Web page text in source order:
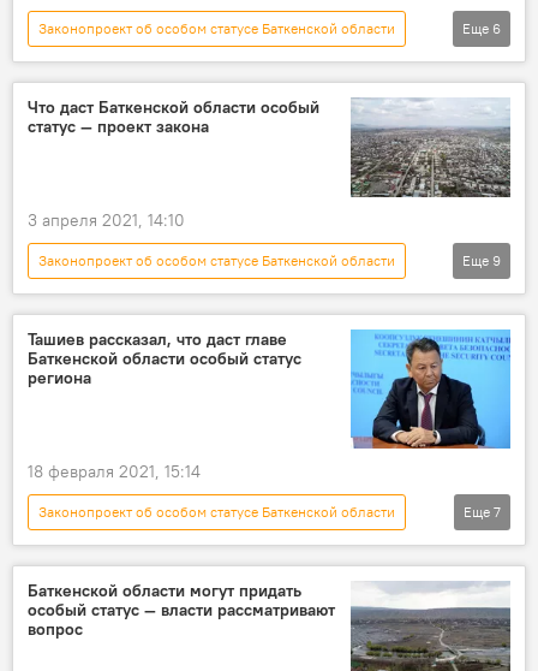
Законопроект об особом статусе Баткенской области
Конфликт на границе с Таджикистаном
Общество
Кыргызстан
Баткен
статус
Еще 6
Что даст Баткенской области особый
статус — проект закона
3 апреля 2021, 14:10
Законопроект об особом статусе Баткенской области
Новости
Общество
Кыргызстан
полномочия
регионы
Еще 9
Ташиев рассказал, что даст главе
Баткенской области особый статус
региона
18 февраля 2021, 15:14
Законопроект об особом статусе Баткенской области
Новости
Общество
Кыргызстан
Камчыбек Ташиев
статус
Еще 7
Баткенской области могут придать
особый статус — власти рассматривают
вопрос